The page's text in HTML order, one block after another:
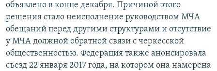
объявлено в конце декабря. Причиной этого
решения стало неисполнение руководством МЧА
обещаний перед другими структурами и отсутствие
у МЧА должной обратной связи с черкесской
общественностью. Федерация также анонсировала
съезд 22 января 2017 года, на котором она намерена